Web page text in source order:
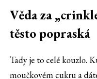
Věda za
těsto popraská
Tady je to celé kouzlo.
moučkovém cukru a